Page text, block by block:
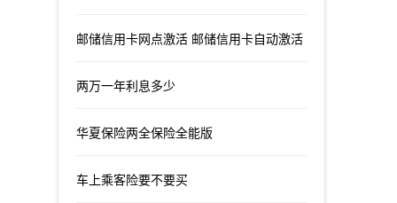
邮储信用卡网点激活 邮储信用卡自动激活
两万一年利息多少
华夏保险两全保险全能版
车上乘客险要不要买